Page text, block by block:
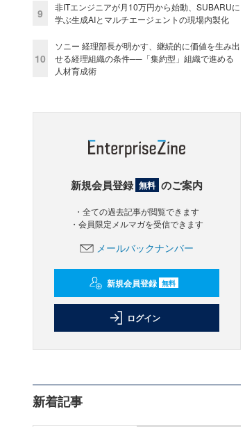
9
非ITエンジニアが月10万円から始動、SUBARUに
学ぶ生成AIとマルチエージェントの現場内製化
10
ソニー 経理部長が明かす、継続的に価値を生み出
せる経理組織の条件──「集約型」組織で進める
人材育成術
新規会員登録 無料 のご案内
・全ての過去記事が閲覧できます
・会員限定メルマガを受信できます
メールバックナンバー
新規会員登録 無料
ログイン
新着記事